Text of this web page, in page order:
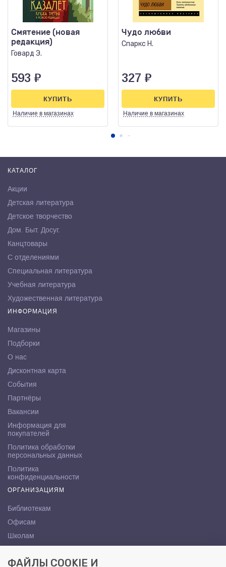
Смятение (новая
редакция)
Говард Э.
593 ₽
Наличие в магазинах
КУПИТЬ
Чудо любви
Спаркс Н.
327 ₽
Наличие в магазинах
КУПИТЬ
КАТАЛОГ
Акции
Детская литература
Детское творчество
Дом. Быт. Досуг.
Канцтовары
С отделениями
Специальная литература
Учебная литература
Художественная литература
ИНФОРМАЦИЯ
Магазины
Подборки
О нас
Дисконтная карта
События
Партнёры
Вакансии
Информация для
покупателей
Политика обработки
персональных данных
Политика
конфиденциальности
ОРГАНИЗАЦИЯМ
Библиотекам
Офисам
Школам
КОНТАКТЫ
ФАЙЛЫ COOKIE И